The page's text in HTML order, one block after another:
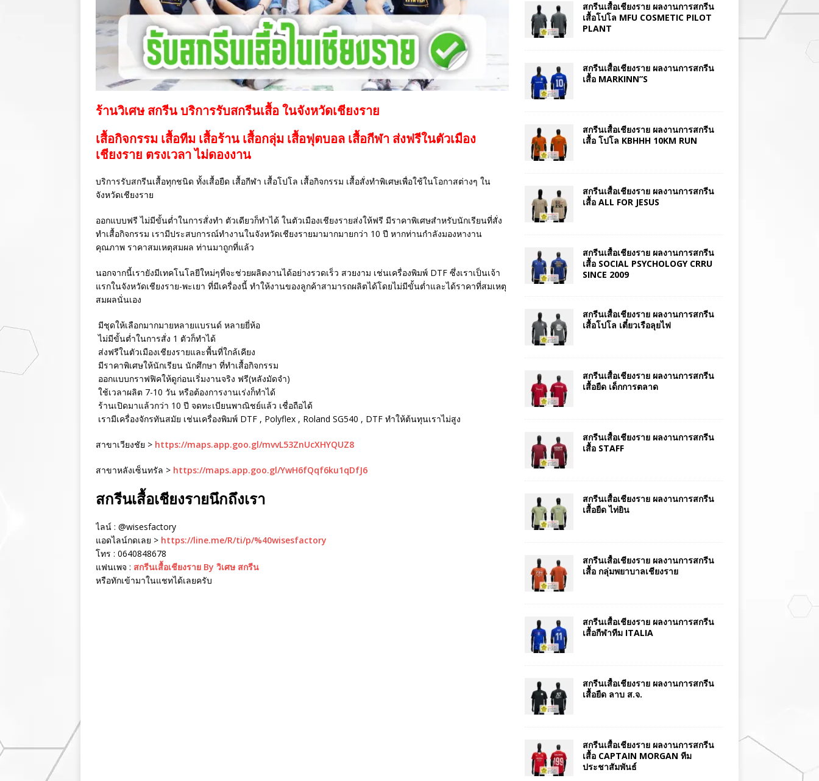
ร้านวิเศษ สกรีน บริการรับสกรีนเสื้อ ในจังหวัดเชียงราย
เสื้อกิจกรรม เสื้อทีม เสื้อร้าน เสื้อกลุ่ม เสื้อฟุตบอล เสื้อกีฬา ส่งฟรีในตัวเมือง
เชียงราย ตรงเวลา ไม่ดองงาน
บริการรับสกรีนเสื้อทุกชนิด ทั้งเสื้อยืด เสื้อกีฬา เสื้อโปโล เสื้อกิจกรรม เสื้อสั่งทำพิเศษเพื่อใช้ในโอกาสต่างๆ ใน
จังหวัดเชียงราย
ออกแบบฟรี ไม่มีขั้นต่ำในการสั่งทำ ตัวเดียวก็ทำได้ ในตัวเมืองเชียงรายส่งให้ฟรี มีราคาพิเศษสำหรับนักเรียนที่สั่ง
ทำเสื้อกิจกรรม เรามีประสบการณ์ทำงานในจังหวัดเชียงรายมามากมายกว่า 10 ปี หากท่านกำลังมองหางาน
คุณภาพ ราคาสมเหตุสมผล ท่านมาถูกที่แล้ว
นอกจากนี้เรายังมีเทคโนโลยีใหม่ๆที่จะช่วยผลิตงานได้อย่างรวดเร็ว สวยงาม เช่นเครื่องพิมพ์ DTF ซึ่งเราเป็นเจ้า
แรกในจังหวัดเชียงราย-พะเยา ที่มีเครื่องนี้ ทำให้งานของลูกค้าสามารถผลิตได้โดยไม่มีขั้นต่ำและได้ราคาที่สมเหตุ
สมผลนั่นเอง
มีชุดให้เลือกมากมายหลายแบรนด์ หลายยี่ห้อ
ไม่มีขั้นต่ำในการสั่ง 1 ตัวก็ทำได้
ส่งฟรีในตัวเมืองเชียงรายและพื้นที่ใกล้เคียง
มีราคาพิเศษให้นักเรียน นักศึกษา ที่ทำเสื้อกิจกรรม
ออกแบบกราฟฟิคให้ดูก่อนเริ่มงานจริง ฟรี(หลังมัดจำ)
ใช้เวลาผลิต 7-10 วัน หรือต้องการงานเร่งก็ทำได้
ร้านเปิดมาแล้วกว่า 10 ปี จดทะเบียนพาณิชย์แล้ว เชื่อถือได้
เรามีเครื่องจักรทันสมัย เช่นเครื่องพิมพ์ DTF , Polyflex , Roland SG540 , DTF ทำให้ต้นทุนเราไม่สูง
สาขาเวียงชัย > https://maps.app.goo.gl/mvvL53ZnUcXHYQUZ8
สาขาหลังเซ็นทรัล > https://maps.app.goo.gl/YwH6fQqf6ku1qDfJ6
สกรีนเสื้อเชียงรายนึกถึงเรา
ไลน์ : @wisesfactory
แอดไลน์กดเลย > https://line.me/R/ti/p/%40wisesfactory
โทร : 0640848678
แฟนเพจ : สกรีนเสื้อเชียงราย By วิเศษ สกรีน
หรือทักเข้ามาในแชทได้เลยครับ
สกรีนเสื้อเชียงราย ผลงานการสกรีน
เสื้อโปโล MFU COSMETIC PILOT
PLANT
สกรีนเสื้อเชียงราย ผลงานการสกรีน
เสื้อ MARKINN”S
สกรีนเสื้อเชียงราย ผลงานการสกรีน
เสื้อ โปโล KBHHH 10KM RUN
สกรีนเสื้อเชียงราย ผลงานการสกรีน
เสื้อ ALL FOR JESUS
สกรีนเสื้อเชียงราย ผลงานการสกรีน
เสื้อ SOCIAL PSYCHOLOGY CRRU
SINCE 2009
สกรีนเสื้อเชียงราย ผลงานการสกรีน
เสื้อโปโล เตี๋ยวเรือลุยไฟ
สกรีนเสื้อเชียงราย ผลงานการสกรีน
เสื้อยืด เด็กการตลาด
สกรีนเสื้อเชียงราย ผลงานการสกรีน
เสื้อ STAFF
สกรีนเสื้อเชียงราย ผลงานการสกรีน
เสื้อยืด ไท่ยิน
สกรีนเสื้อเชียงราย ผลงานการสกรีน
เสื้อ กลุ่มพยาบาลเชียงราย
สกรีนเสื้อเชียงราย ผลงานการสกรีน
เสื้อกีฬาทีม ITALIA
สกรีนเสื้อเชียงราย ผลงานการสกรีน
เสื้อยืด ลาบ ส.จ.
สกรีนเสื้อเชียงราย ผลงานการสกรีน
เสื้อ CAPTAIN MORGAN ทีม
ประชาสัมพันธ์